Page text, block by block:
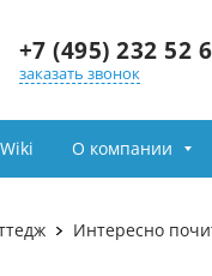
+7 (495) 232 52
заказать звонок
Wiki О компании
Интересно